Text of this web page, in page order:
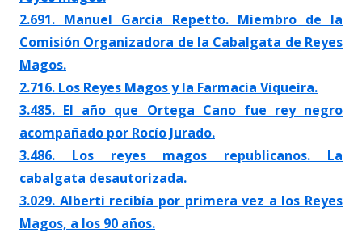
2.691. Manuel García Repetto. Miembro de la
Comisión Organizadora de la Cabalgata de Reyes
Magos.
2.716. Los Reyes Magos y la Farmacia Viqueira.
3.485. El año que Ortega Cano fue rey negro
acompañado por Rocío Jurado.
3.486. Los reyes magos republicanos. La
cabalgata desautorizada.
3.029. Alberti recibía por primera vez a los Reyes
Magos, a los 90 años.